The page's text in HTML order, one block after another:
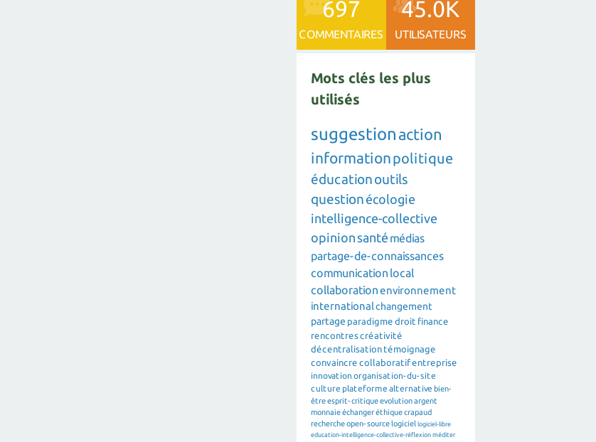
697
COMMENTAIRES
45.0K
UTILISATEURS
Mots clés les plus
utilisés
suggestion action
informationpolitique
éducationoutils
question écologie
intelligence-collective
opinion santé médias
partage-de-connaissances
communication local
collaborationenvironnement
internationalchangement
partage paradigme droit finance
rencontrescréativité
décentralisation témoignage
convaincre collaboratifentreprise
innovation organisation-du-site
culture plateforme alternative bien-
êtreesprit-critiqueevolutionargent
monnaieéchangeréthiquecrapaud
rechercheopen-source logiciel logiciel-libre
education-intelligence-collective-réflexion méditer